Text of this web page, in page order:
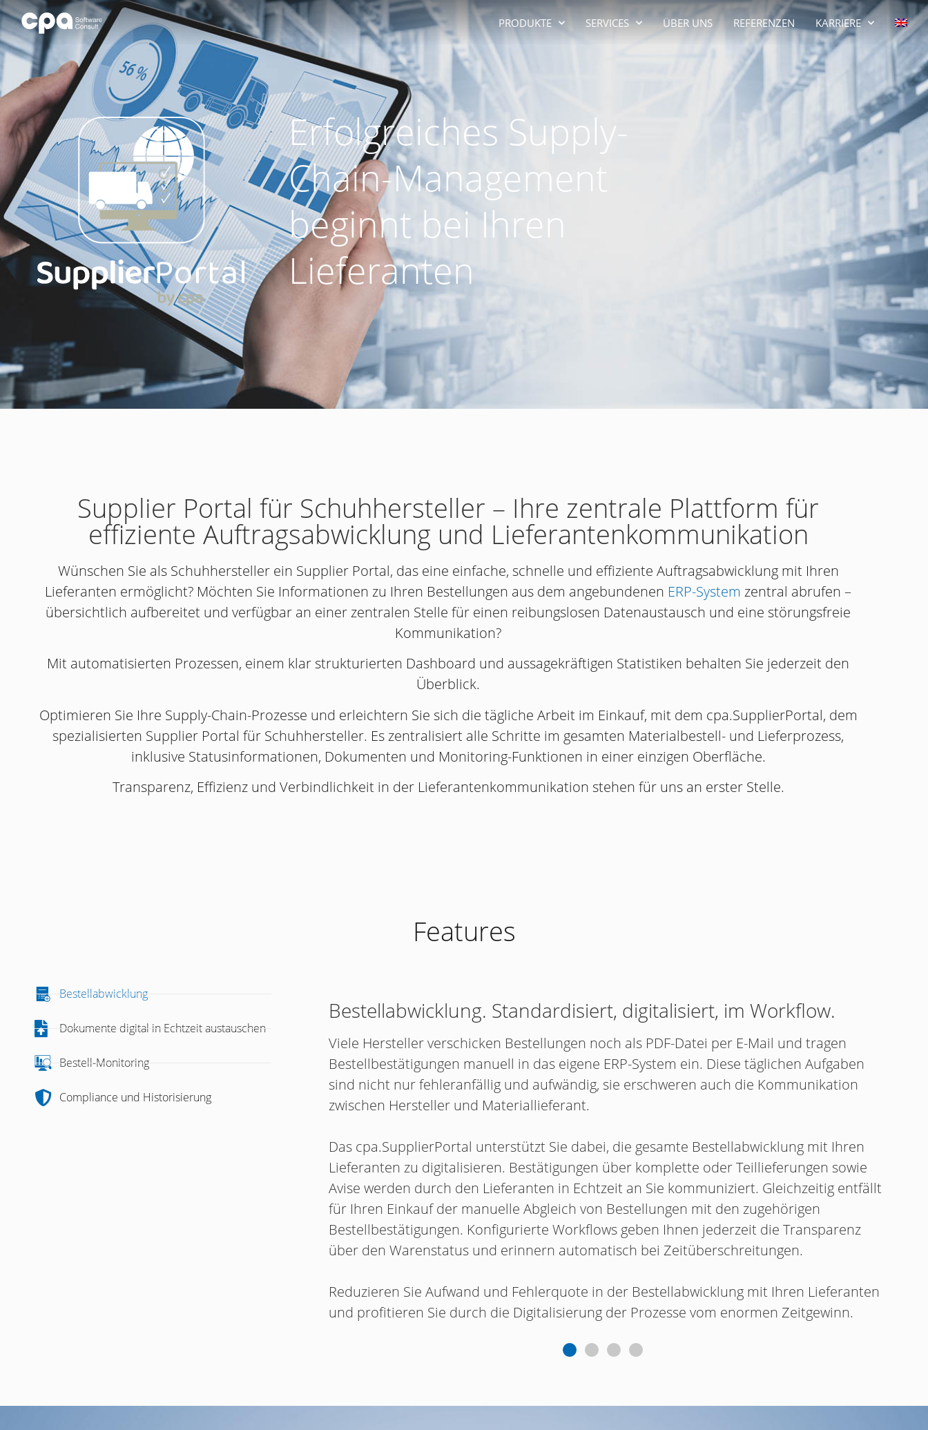
PRODUKTE SERVICES ÜBER UNS REFERENZEN KARRIERE
Erfolgreiches Supply-
Chain-Management
beginnt bei Ihren
Lieferanten
Supplier Portal für Schuhhersteller – Ihre zentrale Plattform für
effiziente Auftragsabwicklung und Lieferantenkommunikation
Wünschen Sie als Schuhhersteller ein Supplier Portal, das eine einfache, schnelle und effiziente Auftragsabwicklung mit Ihren
Lieferanten ermöglicht? Möchten Sie Informationen zu Ihren Bestellungen aus dem angebundenen ERP-System zentral abrufen –
übersichtlich aufbereitet und verfügbar an einer zentralen Stelle für einen reibungslosen Datenaustausch und eine störungsfreie
Kommunikation?
Mit automatisierten Prozessen, einem klar strukturierten Dashboard und aussagekräftigen Statistiken behalten Sie jederzeit den
Überblick.
Optimieren Sie Ihre Supply-Chain-Prozesse und erleichtern Sie sich die tägliche Arbeit im Einkauf, mit dem cpa.SupplierPortal, dem
spezialisierten Supplier Portal für Schuhhersteller. Es zentralisiert alle Schritte im gesamten Materialbestell- und Lieferprozess,
inklusive Statusinformationen, Dokumenten und Monitoring-Funktionen in einer einzigen Oberfläche.
Transparenz, Effizienz und Verbindlichkeit in der Lieferantenkommunikation stehen für uns an erster Stelle.
Features
Bestellabwicklung
Dokumente digital in Echtzeit austauschen
Bestell-Monitoring
Compliance und Historisierung
rechtssicher
im cpa.SupplierPortal hinterlegten
(DMS) der
Bestellabwicklung. Standardisiert, digitalisiert, im Workflow.
Viele Hersteller verschicken Bestellungen noch als PDF-Datei per E-Mail und tragen
Bestellbestätigungen manuell in das eigene ERP-System ein. Diese täglichen Aufgaben
sind nicht nur fehleranfällig und aufwändig, sie erschweren auch die Kommunikation
zwischen Hersteller und Materiallieferant.
Das cpa.SupplierPortal unterstützt Sie dabei, die gesamte Bestellabwicklung mit Ihren
Lieferanten zu digitalisieren. Bestätigungen über komplette oder Teillieferungen sowie
Avise werden durch den Lieferanten in Echtzeit an Sie kommuniziert. Gleichzeitig entfällt
für Ihren Einkauf der manuelle Abgleich von Bestellungen mit den zugehörigen
Bestellbestätigungen. Konfigurierte Workflows geben Ihnen jederzeit die Transparenz
über den Warenstatus und erinnern automatisch bei Zeitüberschreitungen.
Reduzieren Sie Aufwand und Fehlerquote in der Bestellabwicklung mit Ihren Lieferanten
und profitieren Sie durch die Digitalisierung der Prozesse vom enormen Zeitgewinn.